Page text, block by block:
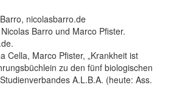
nicolasbarro.de
Barro und Marco Pfister.
Cella, Marco Pfister, „Krankheit ist
zu den fünf biologischen
A.L.B.A. (heute: Ass.